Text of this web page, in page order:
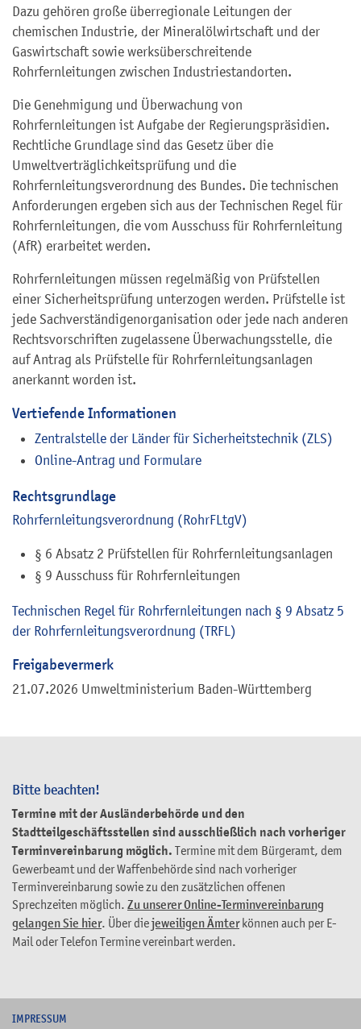
Bitte beachten!
Termine mit der Ausländerbehörde und den
Stadtteilgeschäftsstellen sind ausschließlich nach vorheriger
Terminvereinbarung möglich. Termine mit dem Bürgeramt, dem
Gewerbeamt und der Waffenbehörde sind nach vorheriger
Terminvereinbarung sowie zu den zusätzlichen offenen
Sprechzeiten möglich. Zu unserer Online-Terminvereinbarung
gelangen Sie hier. Über diejeweiligen Ämterkönnen auch per E-
Mail oder Telefon Termine vereinbart werden.
Dazu gehören große überregionale Leitungen der
chemischen Industrie, der Mineralölwirtschaft und der
Gaswirtschaft sowie werksüberschreitende
Rohrfernleitungen zwischen Industriestandorten.
Die Genehmigung und Überwachung von
Rohrfernleitungen ist Aufgabe der Regierungspräsidien.
Rechtliche Grundlage sind das Gesetz über die
Umweltverträglichkeitsprüfung und die
Rohrfernleitungsverordnung des Bundes. Die technischen
Anforderungen ergeben sich aus der Technischen Regel für
Rohrfernleitungen, die vom Ausschuss für Rohrfernleitung
(AfR) erarbeitet werden.
Rohrfernleitungen müssen regelmäßig von Prüfstellen
einer Sicherheitsprüfung unterzogen werden. Prüfstelle ist
jede Sachverständigenorganisation oder jede nach anderen
Rechtsvorschriften zugelassene Überwachungsstelle, die
auf Antrag als Prüfstelle für Rohrfernleitungsanlagen
anerkannt worden ist.
Vertiefende Informationen
Zentralstelle der Länder für Sicherheitstechnik (ZLS)
Online-Antrag und Formulare
Rechtsgrundlage
Rohrfernleitungsverordnung (RohrFLtgV)
§ 6 Absatz 2 Prüfstellen für Rohrfernleitungsanlagen
§ 9 Ausschuss für Rohrfernleitungen
Technischen Regel für Rohrfernleitungen nach § 9 Absatz 5
der Rohrfernleitungsverordnung (TRFL)
Freigabevermerk
21.07.2026 Umweltministerium Baden-Württemberg
IMPRESSUM